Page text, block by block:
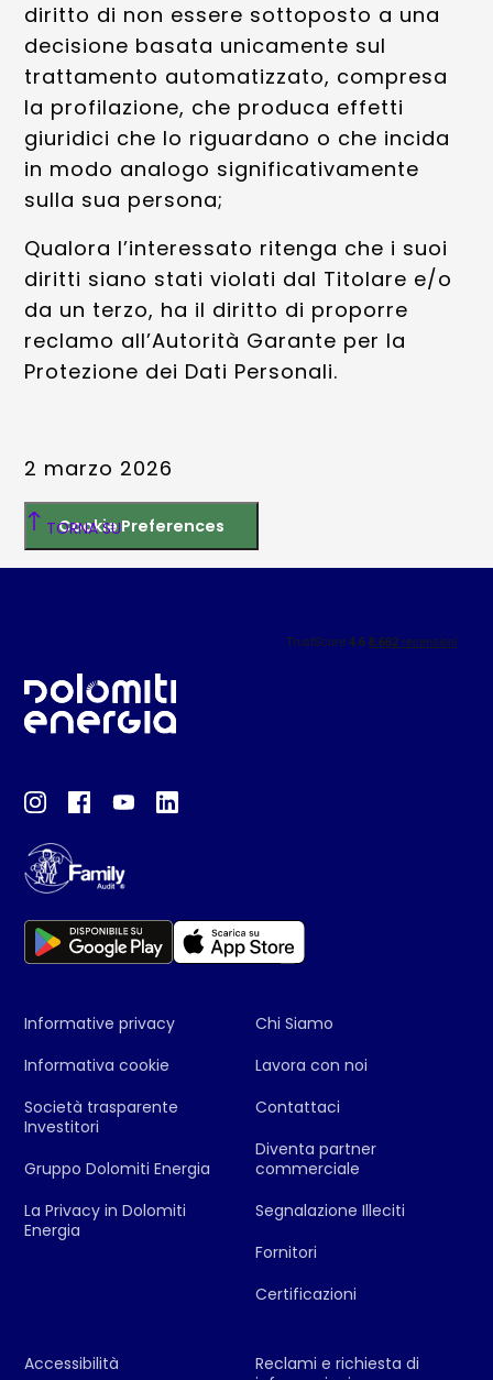
diritto di non essere sottoposto a una
decisione basata unicamente sul
trattamento automatizzato, compresa
la profilazione, che produca effetti
giuridici che lo riguardano o che incida
in modo analogo significativamente
sulla sua persona;
Qualora l’interessato ritenga che i suoi
diritti siano stati violati dal Titolare e/o
da un terzo, ha il diritto di proporre
reclamo all’Autorità Garante per la
Protezione dei Dati Personali.
2 marzo 2026
Cookie Preferences
TORNA SU
Informative privacy
Informativa cookie
Società trasparente
Investitori
Gruppo Dolomiti Energia
La Privacy in Dolomiti
Energia
Chi Siamo
Lavora con noi
Contattaci
Diventa partner
commerciale
Segnalazione Illeciti
Fornitori
Certificazioni
Accessibilità
Reclami e richiesta di